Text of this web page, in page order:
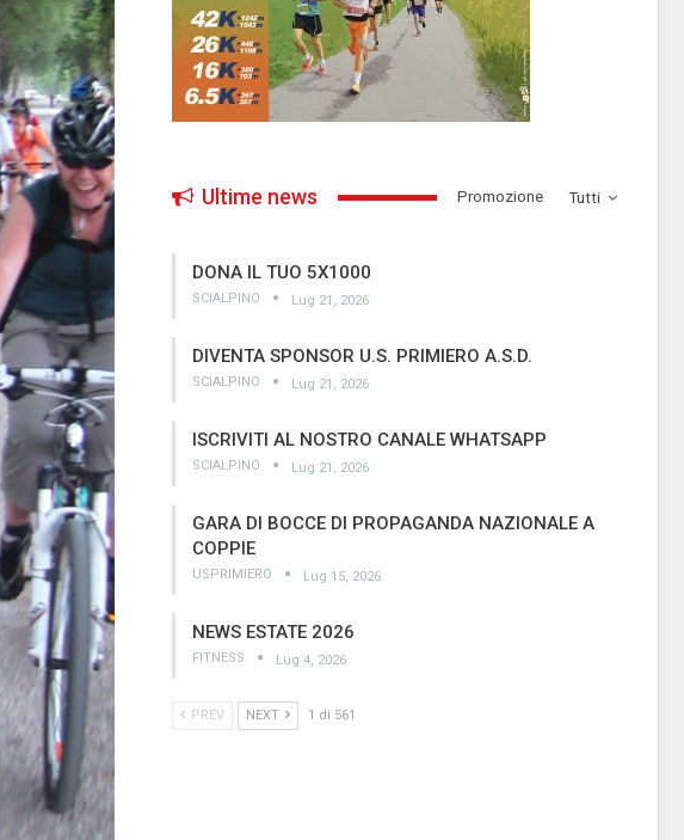
Tutti
Ultime news ­Promozione
DONA IL TUO 5X1000
SCIALPINO Lug 21, 2026
DIVENTA SPONSOR U.S. PRIMIERO A.S.D.
SCIALPINO Lug 21, 2026
ISCRIVITI AL NOSTRO CANALE WHATSAPP
SCIALPINO Lug 21, 2026
GARA DI BOCCE DI PROPAGANDA NAZIONALE A
COPPIE
USPRIMIERO Lug 15, 2026
NEWS ESTATE 2026
FITNESS Lug 4, 2026
PREV NEXT 1 di 561